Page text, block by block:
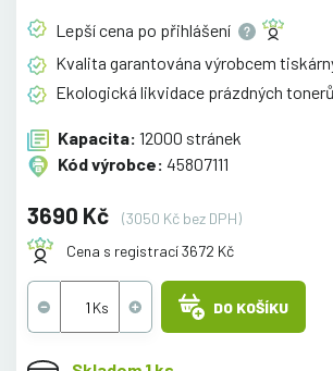
Lepší cena po přihlášení
Kvalita garantována výrobcem
Ekologická likvidace prázdných tonerů
Kapacita: 12000 stránek
Kód výrobce: 45807111
3690 Kč
(3050 Kč bez DPH)
Cena s registrací 3672 Kč
DO KOŠÍKU